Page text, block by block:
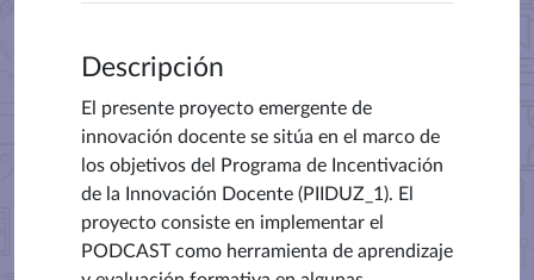
Descripción
El presente proyecto emergente de
innovación docente se sitúa en el marco de
los objetivos del Programa de Incentivación
de la Innovación Docente (PIIDUZ_1). El
proyecto consiste en implementar el
PODCAST como herramienta de aprendizaje